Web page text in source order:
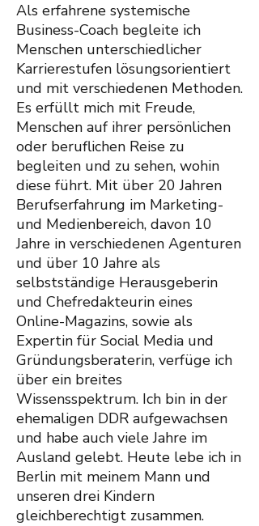
Als erfahrene systemische
Business-Coach begleite ich
Menschen unterschiedlicher
Karrierestufen lösungsorientiert
und mit verschiedenen Methoden.
Es erfüllt mich mit Freude,
Menschen auf ihrer persönlichen
oder beruflichen Reise zu
begleiten und zu sehen, wohin
diese führt. Mit über 20 Jahren
Berufserfahrung im Marketing-
und Medienbereich, davon 10
Jahre in verschiedenen Agenturen
und über 10 Jahre als
selbstständige Herausgeberin
und Chefredakteurin eines
Online-Magazins, sowie als
Expertin für Social Media und
Gründungsberaterin, verfüge ich
über ein breites
Wissensspektrum. Ich bin in der
ehemaligen DDR aufgewachsen
und habe auch viele Jahre im
Ausland gelebt. Heute lebe ich in
Berlin mit meinem Mann und
unseren drei Kindern
gleichberechtigt zusammen.